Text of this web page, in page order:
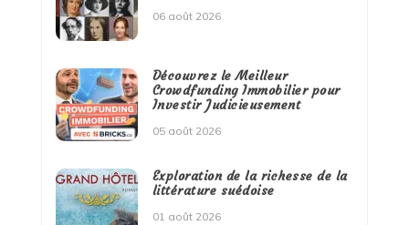
06 août 2026
Découvrez le Meilleur
Crowdfunding Immobilier pour
Investir Judicieusement
05 août 2026
Exploration de la richesse de la
littérature suédoise
01 août 2026